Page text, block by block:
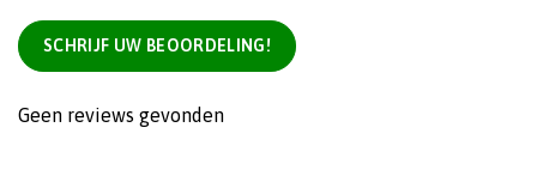
SCHRIJF UW BEOORDELING!
Geen reviews gevonden